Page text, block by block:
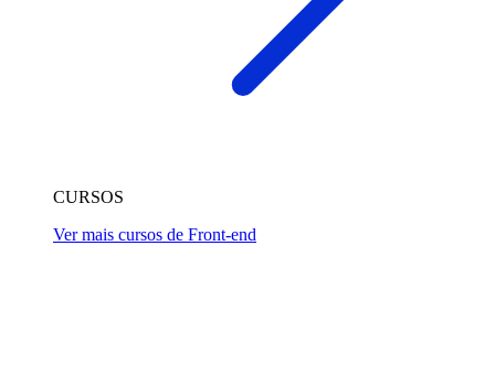
CURSOS
Ver mais cursos de Front-end